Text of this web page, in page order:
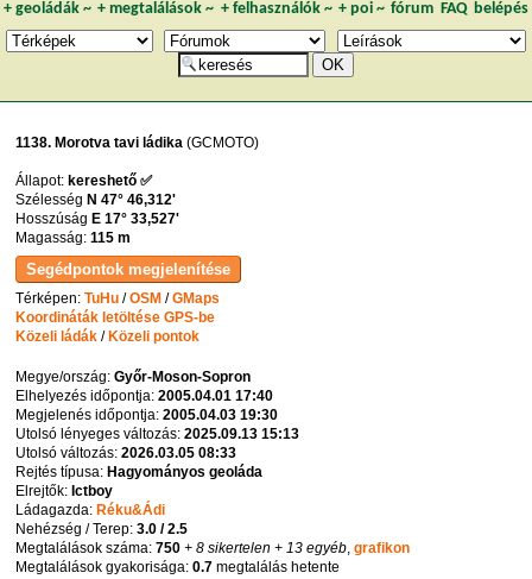
+ geoládák~ +megtalálások ~ + felhasználók~ + poi~ fórum FAQ belépés
1138. Morotva tavi ládika (GCMOTO)
Állapot: kereshető ✅
Szélesség N 47° 46,312'
Hosszúság E 17° 33,527'
Magasság:115 m
Térképen:TuHu /OSM /GMaps
Koordináták letöltése GPS-be
Közeli ládák / Közeli pontok
Megye/ország:Győr-Moson-Sopron
Elhelyezés időpontja:2005.04.01 17:40
Megjelenés időpontja:2005.04.03 19:30
Utolsó lényeges változás:2025.09.13 15:13
Utolsó változás:2026.03.05 08:33
Rejtés típusa: Hagyományos geoláda
Elrejtők: Ictboy
Ládagazda: Réku&Ádi
Nehézség / Terep:3.0 / 2.5
Megtalálások száma:750 + 8 sikertelen + 13 egyéb,grafikon
Megtalálások gyakorisága:0.7 megtalálás hetente